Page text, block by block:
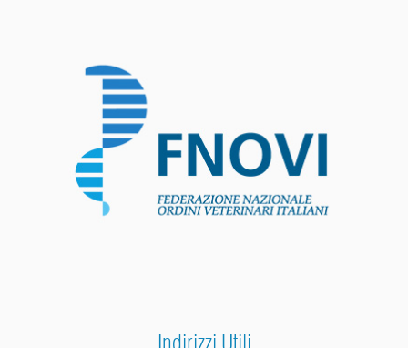
Indirizzi Utili